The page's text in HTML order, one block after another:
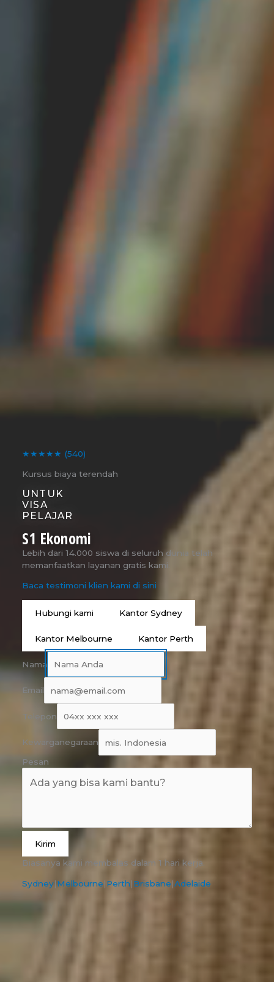
★★★★★ (540)
Kursus biaya terendah
UNTUK
VISA
PELAJAR
S1 Ekonomi
Lebih dari 14.000 siswa di seluruh dunia telah
memanfaatkan layanan gratis kami.
Baca testimoni klien kami di sini
Hubungi kami Kantor Sydney
Kantor Melbourne Kantor Perth
Nama
Email
Telepon
Kewarganegaraan
Pesan
Kirim
Biasanya kami membalas dalam 1 hari kerja.
Sydney|Melbourne|Perth|Brisbane|Adelaide